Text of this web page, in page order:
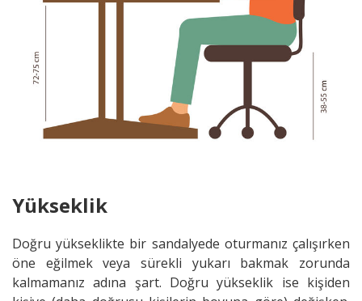
Yükseklik
Doğru yükseklikte bir sandalyede oturmanız çalışırken
öne eğilmek veya sürekli yukarı bakmak zorunda
kalmamanız adına şart. Doğru yükseklik ise kişiden